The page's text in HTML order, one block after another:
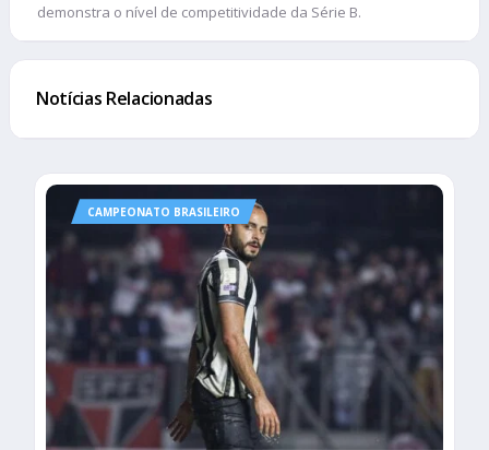
demonstra o nível de competitividade da Série B.
Notícias Relacionadas
CAMPEONATO BRASILEIRO